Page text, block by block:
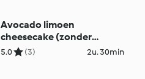
Avocado limoen
cheesecake (zonder
toegevoegde suiker)
5.0 (3) 2u. 30min